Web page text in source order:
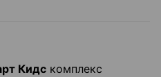
Кидс комплекс